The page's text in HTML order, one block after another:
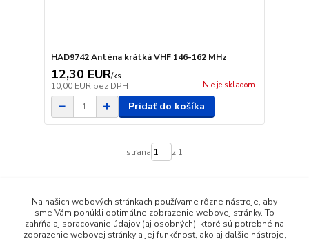
HAD9742 Anténa krátká VHF 146-162 MHz
12,30 EUR/ks
10,00 EUR bez DPH Nie je skladom
Pridať do košíka
strana z 1
Na našich webových stránkach používame rôzne nástroje, aby
sme Vám ponúkli optimálne zobrazenie webovej stránky. To
zahŕňa aj spracovanie údajov (aj osobných), ktoré sú potrebné na
zobrazenie webovej stránky a jej funkčnosť, ako aj ďalšie nástroje,